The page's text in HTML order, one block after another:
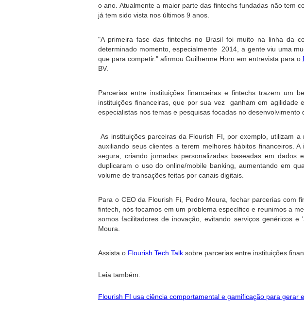
o ano. Atualmente a maior parte das fintechs fundadas não tem
já tem sido vista nos últimos 9 anos.
"A primeira fase das fintechs no Brasil foi muito na linha da
determinado momento, especialmente  2014, a gente viu uma
que para competir." afirmou Guilherme Horn em entrevista para o
BV.
Parcerias entre instituições financeiras e fintechs trazem um
instituições financeiras, que por sua vez  ganham em
especialistas nos temas e pesquisas focadas no desenvolvimento
As instituições parceiras da Flourish FI, por exemplo, utilizam
auxiliando seus clientes a terem melhores hábitos financeiros.
segura, criando jornadas personalizadas baseadas em dados
duplicaram o uso do online/mobile banking, aumentando em
volume de transações feitas por canais digitais.
Para o CEO da Flourish Fi, Pedro Moura, fechar parcerias com
fintech, nós focamos em um problema específico e reunimos a
somos facilitadores de inovação, evitando serviços genéricos
Moura.
Assista o Flourish Tech Talk sobre parcerias entre instituições
Leia também:
Flourish FI usa ciência comportamental e gamificação para